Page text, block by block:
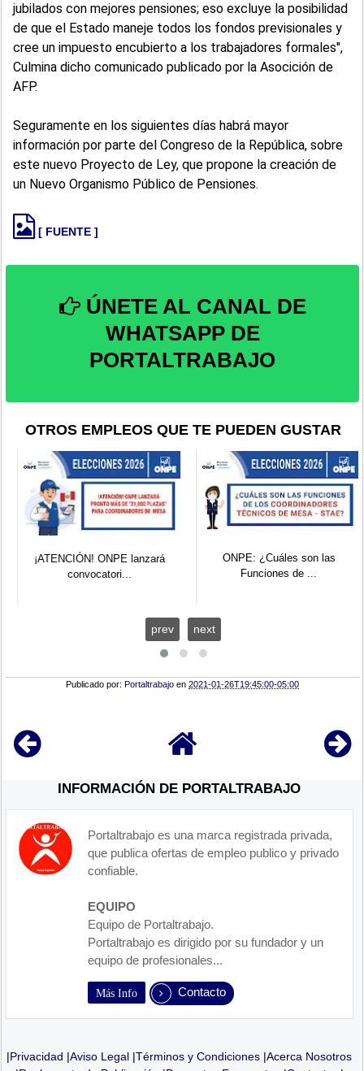
jubilados con mejores pensiones; eso excluye la posibilidad
de que el Estado maneje todos los fondos previsionales y
cree un impuesto encubierto a los trabajadores formales",
Culmina dicho comunicado publicado por la Asocición de
AFP.
Seguramente en los siguientes días habrá mayor
información por parte del Congreso de la República, sobre
este nuevo Proyecto de Ley, que propone la creación de
un Nuevo Organismo Público de Pensiones.
[ FUENTE ]
ÚNETE AL CANAL DE
WHATSAPP DE
PORTALTRABAJO
OTROS EMPLEOS QUE TE PUEDEN GUSTAR
¡ATENCIÓN! ONPE lanzará
convocatori...
ONPE: ¿Cuáles son las
Funciones de ...
prev next
Publicado por:Portaltrabajo en2021-01-26T19:45:00-05:00
INFORMACIÓN DE PORTALTRABAJO
Portaltrabajo es una marca registrada privada,
que publica ofertas de empleo publico y privado
confiable.
EQUIPO
Equipo de Portaltrabajo.
Portaltrabajo es dirigido por su fundador y un
equipo de profesionales...
Más Info Contacto
|Privacidad |Aviso Legal |Términos y Condiciones |Acerca Nosotros